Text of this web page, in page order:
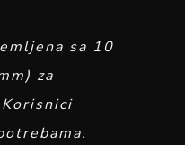
sa 10
za